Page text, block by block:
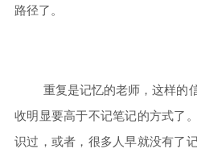
路径了。
重复是记忆的老师，这样的
收明显要高于不记笔记的方式了
识过，或者，很多人早就没有了